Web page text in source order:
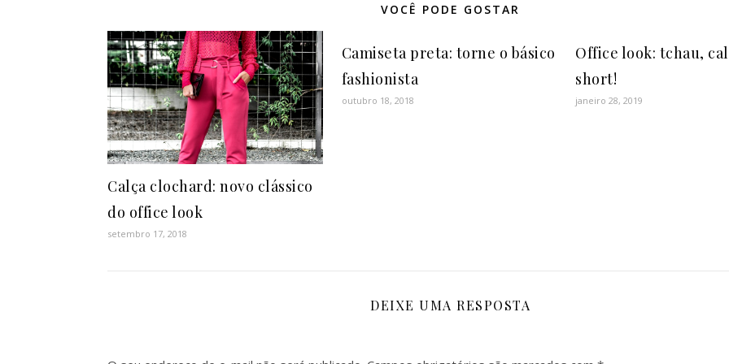
VOCÊ PODE GOSTAR
Calça clochard: novo clássico
do office look
setembro 17, 2018
Camiseta preta: torne o básico
fashionista
outubro 18, 2018
Office look: tchau,
short!
janeiro 28, 2019
DEIXE UMA RESPOSTA